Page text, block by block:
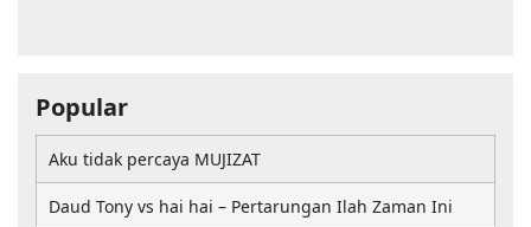
Popular
Aku tidak percaya MUJIZAT
Daud Tony vs hai hai – Pertarungan Ilah Zaman Ini